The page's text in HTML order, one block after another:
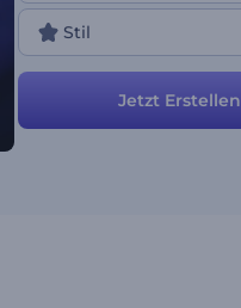
Stil
Jetzt Erstellen